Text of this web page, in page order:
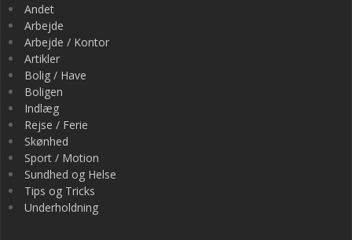
Andet
Arbejde
Arbejde / Kontor
Artikler
Bolig / Have
Boligen
Indlæg
Rejse / Ferie
Skønhed
Sport / Motion
Sundhed og Helse
Tips og Tricks
Underholdning